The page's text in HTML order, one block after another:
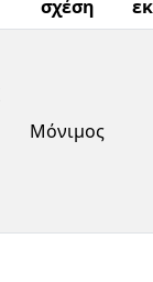
σχέση
Μόνιμος